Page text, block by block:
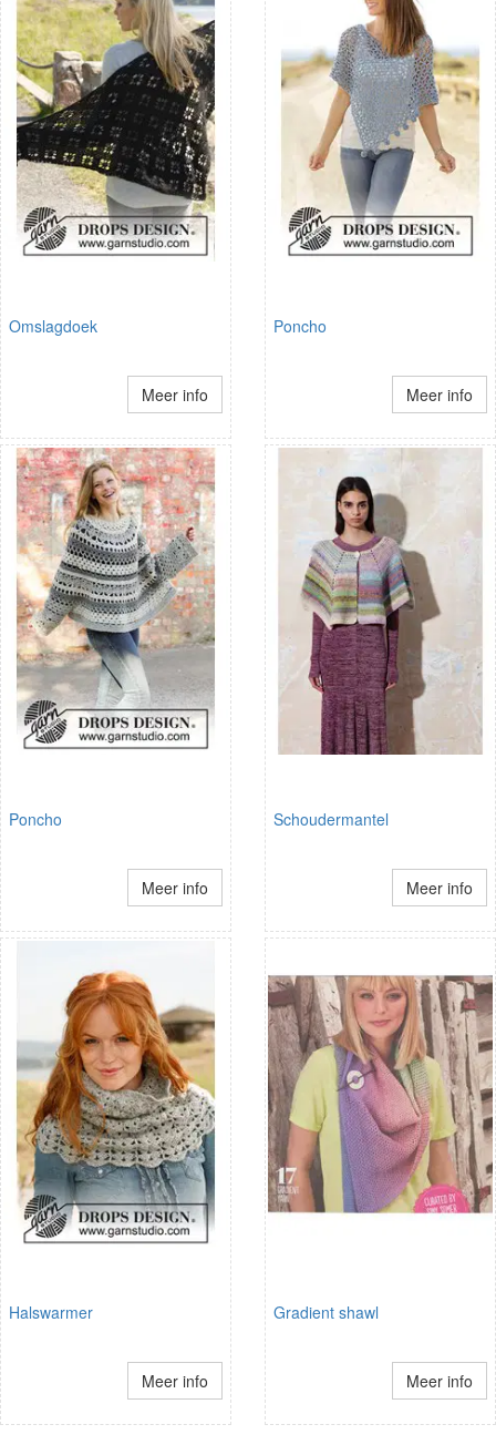
Omslagdoek
Meer info
Poncho
Meer info
Poncho
Meer info
Schoudermantel
Meer info
Halswarmer
Meer info
Gradient shawl
Meer info